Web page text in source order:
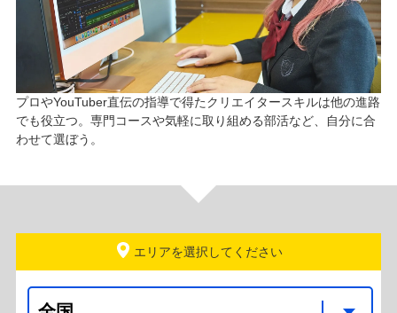
プロやYouTuber直伝の指導で得たクリエイタースキルは他の進路
でも役立つ。専門コースや気軽に取り組める部活など、自分に合
わせて選ぼう。
エリアを選択